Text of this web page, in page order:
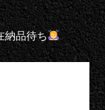
納品待ち